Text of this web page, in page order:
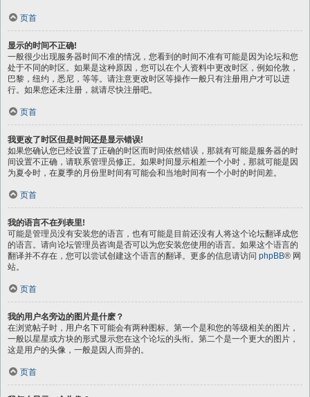
页首
显示的时间不正确!
一般很少出现服务器时间不准的情况，您看到的时间不准有可能是因为论坛和您
处于不同的时区。如果是这种原因，您可以在个人资料中更改时区，例如伦敦，
巴黎，纽约，悉尼，等等。请注意更改时区等操作一般只有注册用户才可以进
行。如果您还未注册，就请尽快注册吧。
页首
我更改了时区但是时间还是显示错误!
如果您确认您已经设置了正确的时区而时间依然错误，那就有可能是服务器的时
间设置不正确，请联系管理员修正。如果时间显示相差一个小时，那就可能是因
为夏令时，在夏季的月份里时间有可能会和当地时间有一个小时的时间差。
页首
我的语言不在列表里!
可能是管理员没有安装您的语言，也有可能是目前还没有人将这个论坛翻译成您
的语言。请向论坛管理员咨询是否可以为您安装您使用的语言。如果这个语言的
翻译并不存在，您可以尝试创建这个语言的翻译。更多的信息请访问 phpBB® 网
站。
页首
我的用户名旁边的图片是什麽？
在浏览帖子时，用户名下可能会有两种图标。第一个是和您的等级相关的图片，
一般以星星或方块的形式显示您在这个论坛的头衔。第二个是一个更大的图片，
这是用户的头像，一般是因人而异的。
页首